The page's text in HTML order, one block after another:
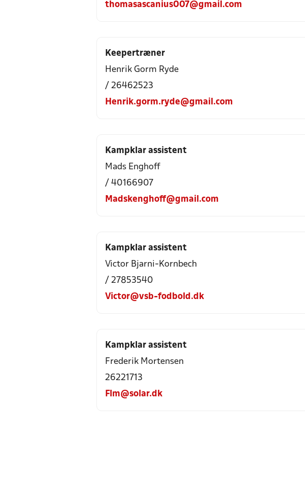
thomasascanius007@gmail.com
Keepertræner
Henrik Gorm Ryde
/ 26462523
Henrik.gorm.ryde@gmail.com
Kampklar assistent
Mads Enghoff
/ 40166907
Madskenghoff@gmail.com
Kampklar assistent
Victor Bjarni-Kornbech
/ 27853540
Victor@vsb-fodbold.dk
Kampklar assistent
Frederik Mortensen
26221713
Flm@solar.dk